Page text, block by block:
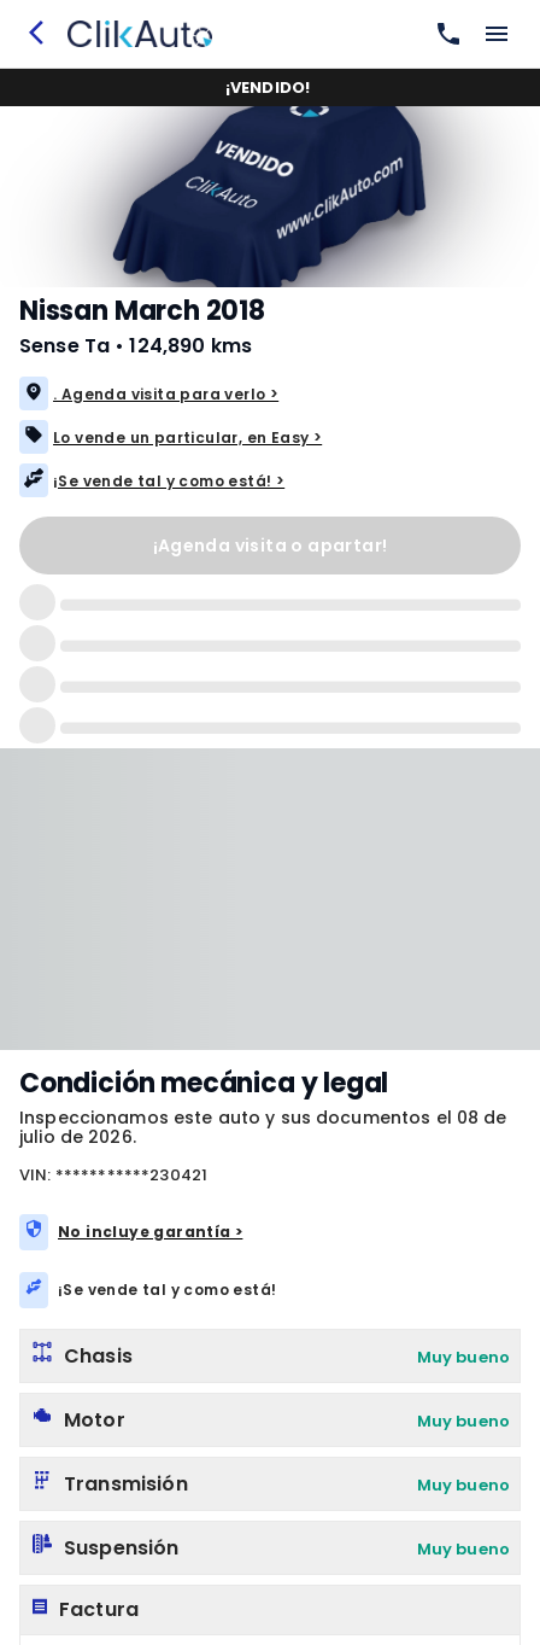
Condición mecánica y legal
Inspeccionamos este auto y sus documentos el 08 de
julio de 2026.
VIN: ***********230421
No incluye garantía >
¡Se vende tal y como está!
Chasis Muy bueno
Motor Muy bueno
Transmisión Muy bueno
Suspensión Muy bueno
Factura
¡VENDIDO!
Nissan March 2018
Sense Ta • 124,890 kms
. Agenda visita para verlo >
Lo vende un particular, en Easy >
¡Se vende tal y como está! >
¡Agenda visita o apartar!